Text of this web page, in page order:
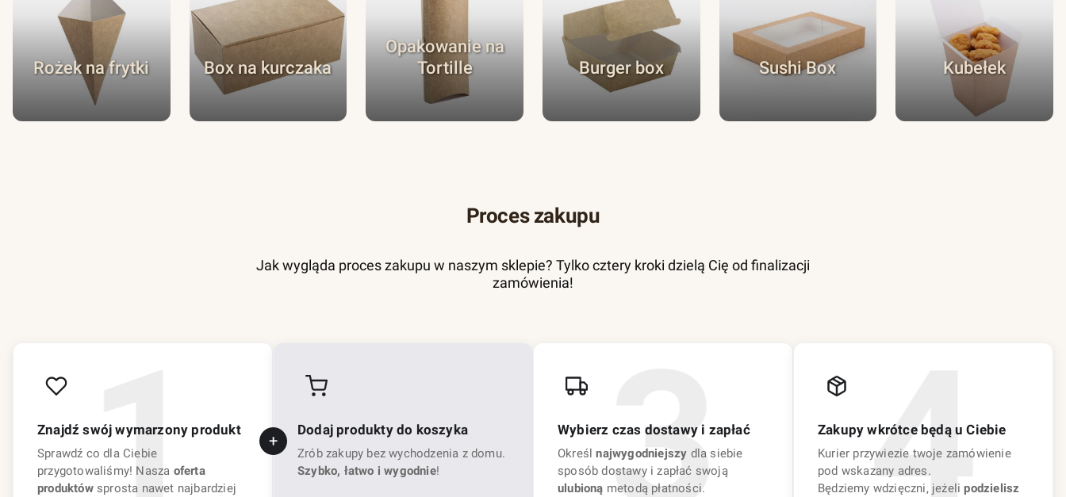
Rożek na frytki Box na kurczaka
Opakowanie na
Tortille
Burger box Sushi Box Kubełek
Proces zakupu
Jak wygląda proces zakupu w naszym sklepie? Tylko cztery kroki dzielą Cię od finalizacji
zamówienia!
Znajdź swój wymarzony produkt
Sprawdź co dla Ciebie
przygotowaliśmy! Nasza oferta
produktówsprosta nawet najbardziej
Dodaj produkty do koszyka
Zrób zakupy bez wychodzenia z domu.
Szybko, łatwo i wygodnie!
Wybierz czas dostawy i zapłać
Określnajwygodniejszy dla siebie
sposób dostawy i zapłać swoją
ulubioną metodą płatności.
Zakupy wkrótce będą u Ciebie
Kurier przywiezie twoje zamówienie
pod wskazany adres.
Będziemy wdzięczni, jeżelipodzielisz